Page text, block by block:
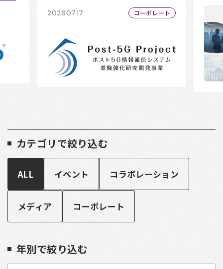
2026.07.17 コーポレート
カテゴリで絞り込む
ALL イベント コラボレーション
メディア コーポレート
年別で絞り込む